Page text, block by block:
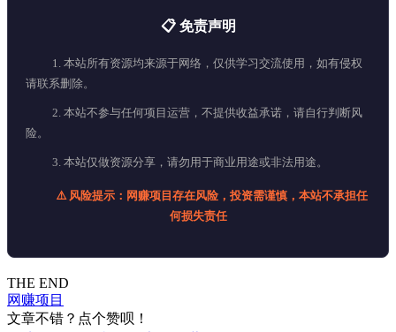
📋 免责声明
1. 本站所有资源均来源于网络，仅供学习交流使用，如有侵权
请联系删除。
2. 本站不参与任何项目运营，不提供收益承诺，请自行判断风
险。
3. 本站仅做资源分享，请勿用于商业用途或非法用途。
⚠️ 风险提示：网赚项目存在风险，投资需谨慎，本站不承担任
何损失责任
THE END
网赚项目
文章不错？点个赞呗！